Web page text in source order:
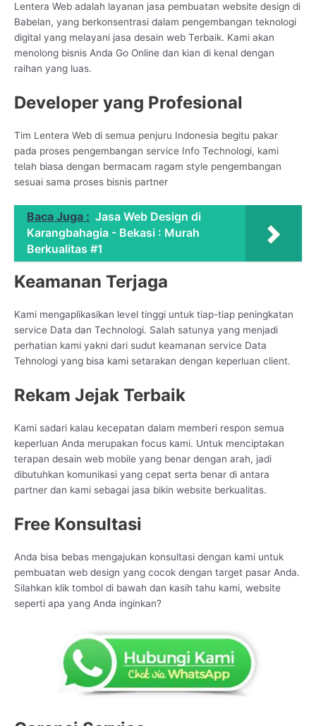
Lentera Web adalah layanan jasa pembuatan website design di
Babelan, yang berkonsentrasi dalam pengembangan teknologi
digital yang melayani jasa desain web Terbaik. Kami akan
menolong bisnis Anda Go Online dan kian di kenal dengan
raihan yang luas.
Developer yang Profesional
Tim Lentera Web di semua penjuru Indonesia begitu pakar
pada proses pengembangan service Info Technologi, kami
telah biasa dengan bermacam ragam style pengembangan
sesuai sama proses bisnis partner
Baca Juga : Jasa Web Design di
Karangbahagia - Bekasi : Murah
Berkualitas #1
Keamanan Terjaga
Kami mengaplikasikan level tinggi untuk tiap-tiap peningkatan
service Data dan Technologi. Salah satunya yang menjadi
perhatian kami yakni dari sudut keamanan service Data
Tehnologi yang bisa kami setarakan dengan keperluan client.
Rekam Jejak Terbaik
Kami sadari kalau kecepatan dalam memberi respon semua
keperluan Anda merupakan focus kami. Untuk menciptakan
terapan desain web mobile yang benar dengan arah, jadi
dibutuhkan komunikasi yang cepat serta benar di antara
partner dan kami sebagai jasa bikin website berkualitas.
Free Konsultasi
Anda bisa bebas mengajukan konsultasi dengan kami untuk
pembuatan web design yang cocok dengan target pasar Anda.
Silahkan klik tombol di bawah dan kasih tahu kami, website
seperti apa yang Anda inginkan?